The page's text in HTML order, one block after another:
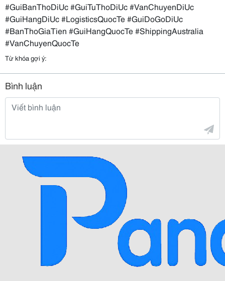
#GuiBanThoDiUc #GuiTuThoDiUc #VanChuyenDiUc
#GuiHangDiUc #LogisticsQuocTe #GuiDoGoDiUc
#BanThoGiaTien #GuiHangQuocTe #ShippingAustralia
#VanChuyenQuocTe
Từ khóa gợi ý:
Bình luận